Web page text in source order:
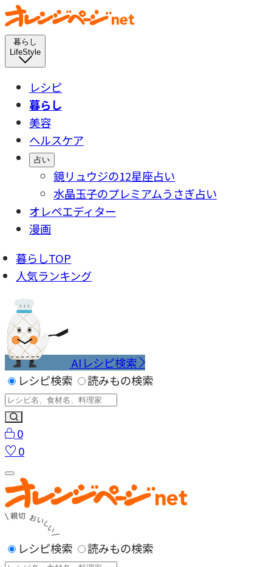
暮らし
LifeStyle
レシピ
暮らし
美容
ヘルスケア
占い
鏡リュウジの12星座占い
水晶玉子のプレミアムうさぎ占い
オレペエディター
漫画
暮らしTOP
人気ランキング
AIレシピ検索
レシピ検索
読みもの検索
0
0
レシピ検索 読みもの検索